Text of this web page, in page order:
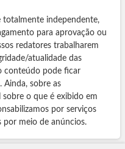
totalmente independente,
para aprovação ou
redatores trabalharem
atualidade das
conteúdo pode ficar
Ainda, sobre as
o que é exibido em
por serviços
por meio de anúncios.